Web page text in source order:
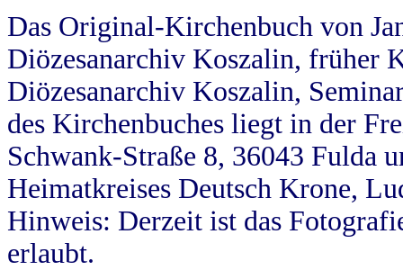
Das Original-Kirchenbuch von
Diözesanarchiv Koszalin, früher
Diözesanarchiv Koszalin,
des Kirchenbuches liegt in der
Schwank-Straße 8, 36043 Fulda
Heimatkreises Deutsch Krone,
Hinweis: Derzeit ist das
erlaubt.